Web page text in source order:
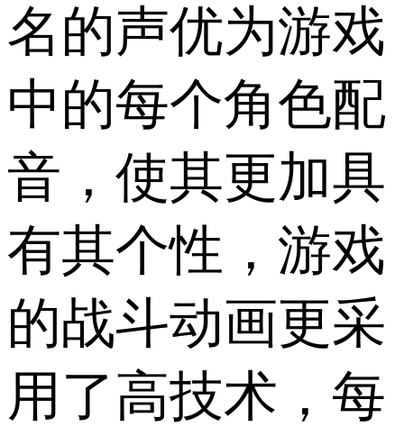
名的声优为游戏
中的每个角色配
音，使其更加具
有其个性，游戏
的战斗动画更采
用了高技术，每